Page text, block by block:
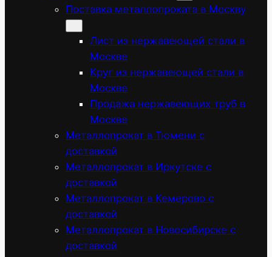
Поставка металлопроката в Москву
Лист из нержавеющей стали в
Москве
Круг из нержавеющей стали в
Москве
Продажа нержавеющих труб в
Москве
Металлопрокат в Тюмени с
доставкой
Металлопрокат в Иркутске с
доставкой
Металлопрокат в Кемерово с
доставкой
Металлопрокат в Новосибирске с
доставкой